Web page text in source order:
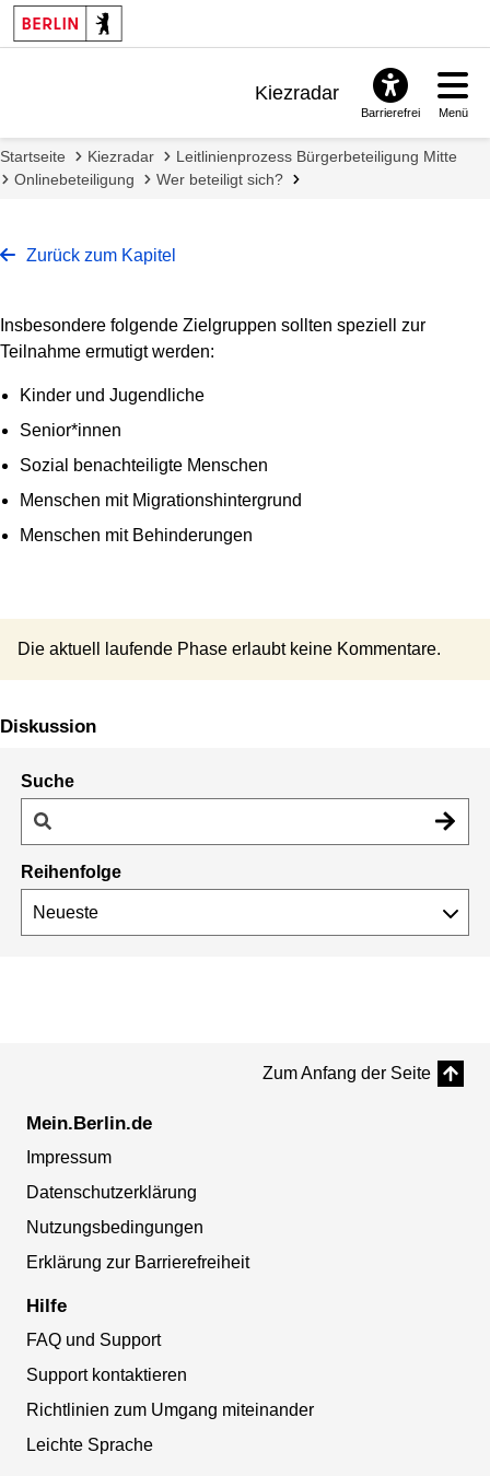
Kiezradar
FAQ & Support
Barrierefrei Menü
Startseite Kiezradar
Leitlinienprozess Bürgerbeteiligung Mitte
Onlinebeteiligung
Wer beteiligt sich?
Zurück zum Kapitel
Insbesondere folgende Zielgruppen sollten speziell zur
Teilnahme ermutigt werden:
Kinder und Jugendliche
Senior*innen
Sozial benachteiligte Menschen
Menschen mit Migrationshintergrund
Menschen mit Behinderungen
Die aktuell laufende Phase erlaubt keine Kommentare.
Diskussion
Suche
Reihenfolge
Zum Anfang der Seite
Mein.Berlin.de
Impressum
Datenschutzerklärung
Nutzungsbedingungen
Erklärung zur Barrierefreiheit
Hilfe
FAQ und Support
Support kontaktieren
Richtlinien zum Umgang miteinander
Leichte Sprache